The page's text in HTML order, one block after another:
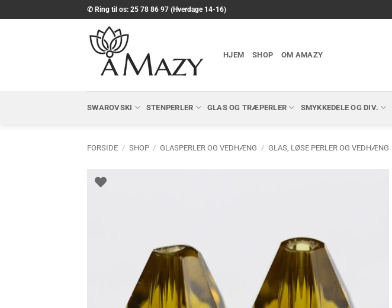
til
✆ Ring til os: 25 78 86 97 (Hverdage 14-16)
HJEM SHOP OM AMAZY
SWAROVSKI STENPERLER GLAS OG TRÆPERLER SMYKKEDELE OG DIV.
FORSIDE / SHOP / GLASPERLER OG VEDHÆNG / GLAS, LØSE PERLER OG VEDHÆNG